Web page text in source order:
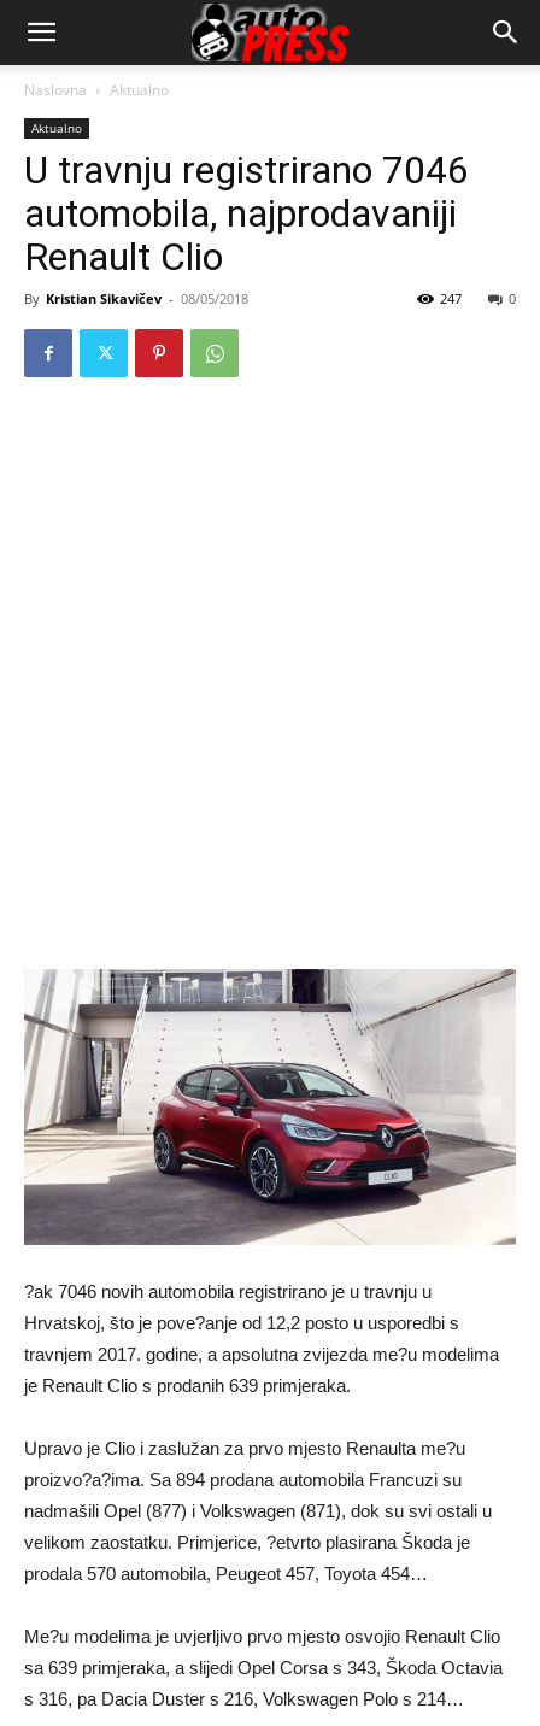
AutopressHR
Naslovna Aktualno
Aktualno
U travnju registrirano 7046
automobila, najprodavaniji
Renault Clio
By Kristian Sikavičev - 08/05/2018 0
247
?ak 7046 novih automobila registrirano je u travnju u
Hrvatskoj, što je pove?anje od 12,2 posto u usporedbi s
travnjem 2017. godine, a apsolutna zvijezda me?u modelima
je Renault Clio s prodanih 639 primjeraka.
Upravo je Clio i zaslužan za prvo mjesto Renaulta me?u
proizvo?a?ima. Sa 894 prodana automobila Francuzi su
nadmašili Opel (877) i Volkswagen (871), dok su svi ostali u
velikom zaostatku. Primjerice, ?etvrto plasirana Škoda je
prodala 570 automobila, Peugeot 457, Toyota 454…
Me?u modelima je uvjerljivo prvo mjesto osvojio Renault Clio
sa 639 primjeraka, a slijedi Opel Corsa s 343, Škoda Octavia
s 316, pa Dacia Duster s 216, Volkswagen Polo s 214…